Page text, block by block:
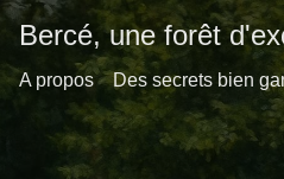
Bercé, une forêt
A propos Des secrets bien